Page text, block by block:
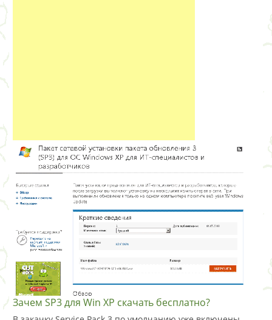
Зачем SP3 для Win XP скачать бесплатно?